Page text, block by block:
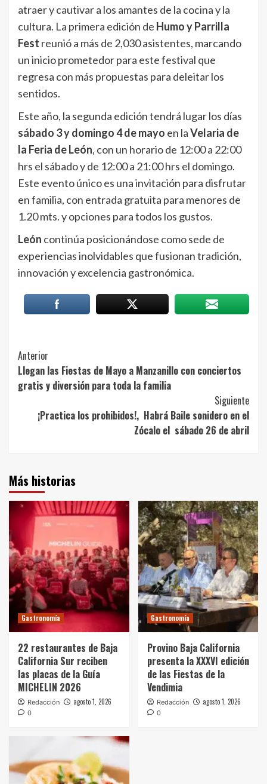
atraer y cautivar a los amantes de la cocina y la
cultura. La primera edición de Humo y Parrilla
Fest reunió a más de 2,030 asistentes, marcando
un inicio prometedor para este festival que
regresa con más propuestas para deleitar los
sentidos.
Este año, la segunda edición tendrá lugar los días
sábado 3 y domingo 4 de mayo en laVelaria de
la Feria de León, con un horario de 12:00 a 22:00
hrs el sábado y de 12:00 a 21:00 hrs el domingo.
Este evento único es una invitación para disfrutar
en familia, con entrada gratuita para menores de
1.20 mts. y opciones para todos los gustos.
León continúa posicionándose como sede de
experiencias inolvidables que fusionan tradición,
innovación y excelencia gastronómica.
Post
Navigation
Anterior
Llegan las Fiestas de Mayo a Manzanillo con conciertos
gratis y diversión para toda la familia
Siguiente
¡Practica los prohibidos!, Habrá Baile sonidero en el
Zócalo el sábado 26 de abril
Más historias
Gastronomía
22 restaurantes de Baja
California Sur reciben
las placas de la Guía
MICHELIN 2026
Redacción agosto 1, 2026
0
Gastronomía
Provino Baja California
presenta la XXXVI edición
de las Fiestas de la
Vendimia
Redacción agosto 1, 2026
0